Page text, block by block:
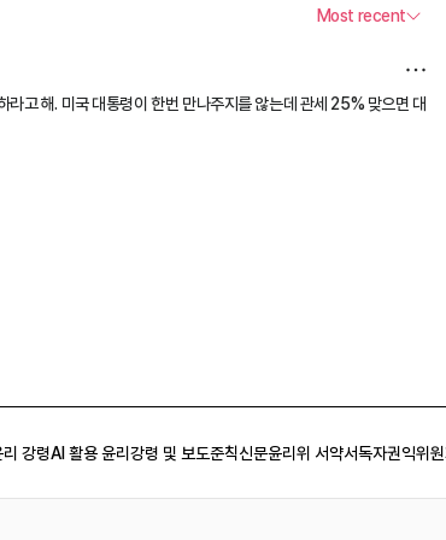
강령AI 활용 윤리강령 및 보도준칙신문윤리위 서약서독자권익위